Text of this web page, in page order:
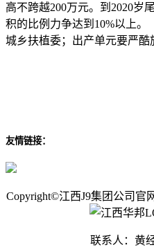
高不跨越200万元。到2020岁
积的比例力争达到10%以上。
城乡扶植委；出产单元要严酷
友情链接：
Copyright©江西J9集团公司官
联系人：黄